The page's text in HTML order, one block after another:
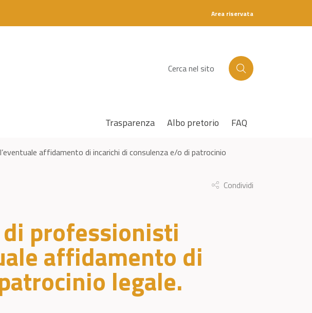
Area riservata
Trasparenza Albo pretorio FAQ
affidamento di incarichi di consulenza e/o di patrocinio
Condividi
professionisti
affidamento di
legale.